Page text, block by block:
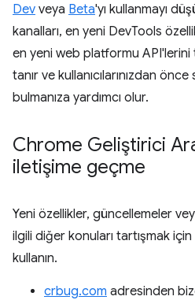
Dev veya Beta'yı kullanmayı
kanalları, en yeni DevTools
en yeni web platformu
tanır ve kullanıcılarınızdan
bulmanıza yardımcı olur.
Chrome Geliştirici
iletişime geçme
Yeni özellikler, güncellemeler
ilgili diğer konuları tartışmak
kullanın.
crbug.com adresinden